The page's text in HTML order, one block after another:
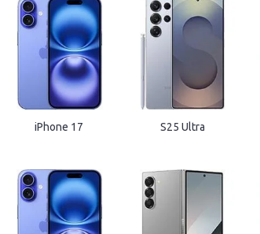
iPhone 17 S25 Ultra